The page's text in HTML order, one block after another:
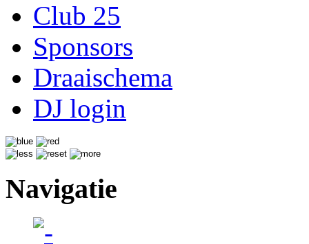
Club 25
Sponsors
Draaischema
DJ login
Navigatie